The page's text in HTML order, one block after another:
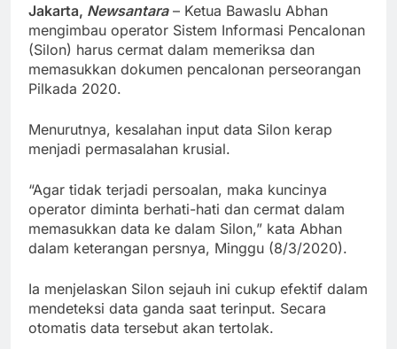
Jakarta, Newsantara– Ketua Bawaslu Abhan
mengimbau operator Sistem Informasi Pencalonan
(Silon) harus cermat dalam memeriksa dan
memasukkan dokumen pencalonan perseorangan
Pilkada 2020.
Menurutnya, kesalahan input data Silon kerap
menjadi permasalahan krusial.
“Agar tidak terjadi persoalan, maka kuncinya
operator diminta berhati-hati dan cermat dalam
memasukkan data ke dalam Silon,” kata Abhan
dalam keterangan persnya, Minggu (8/3/2020).
Ia menjelaskan Silon sejauh ini cukup efektif dalam
mendeteksi data ganda saat terinput. Secara
otomatis data tersebut akan tertolak.